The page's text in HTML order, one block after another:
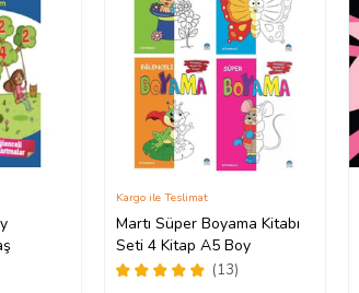
Martı Süper Boyama Kitabı
Seti 4 Kitap A5 Boy
(13)
Kargo ile Teslimat